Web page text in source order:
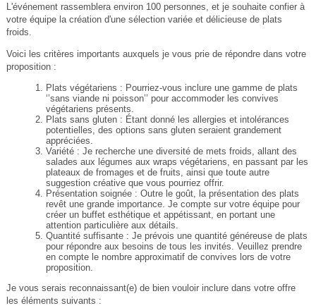
L'événement rassemblera environ 100 personnes, et je souhaite confier à
votre équipe la création d'une sélection variée et délicieuse de plats
froids.
Voici les critères importants auxquels je vous prie de répondre dans votre
proposition :
Plats végétariens : Pourriez-vous inclure une gamme de plats
‘’sans viande ni poisson’’ pour accommoder les convives
végétariens présents.
Plats sans gluten : Étant donné les allergies et intolérances
potentielles, des options sans gluten seraient grandement
appréciées.
Variété : Je recherche une diversité de mets froids, allant des
salades aux légumes aux wraps végétariens, en passant par les
plateaux de fromages et de fruits, ainsi que toute autre
suggestion créative que vous pourriez offrir.
Présentation soignée : Outre le goût, la présentation des plats
revêt une grande importance. Je compte sur votre équipe pour
créer un buffet esthétique et appétissant, en portant une
attention particulière aux détails.
Quantité suffisante : Je prévois une quantité généreuse de plats
pour répondre aux besoins de tous les invités. Veuillez prendre
en compte le nombre approximatif de convives lors de votre
proposition.
Je vous serais reconnaissant(e) de bien vouloir inclure dans votre offre
les éléments suivants :